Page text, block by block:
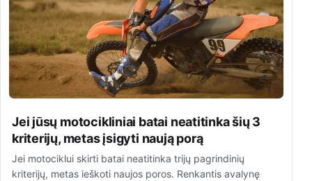
Jei jūsų motocikliniai batai neatitinka šių 3
kriterijų, metas įsigyti naują porą
Jei motociklui skirti batai neatitinka trijų pagrindinių
kriterijų, metas ieškoti naujos poros. Renkantis avalynę